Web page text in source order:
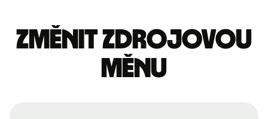
Změnit zdrojovou
měnu